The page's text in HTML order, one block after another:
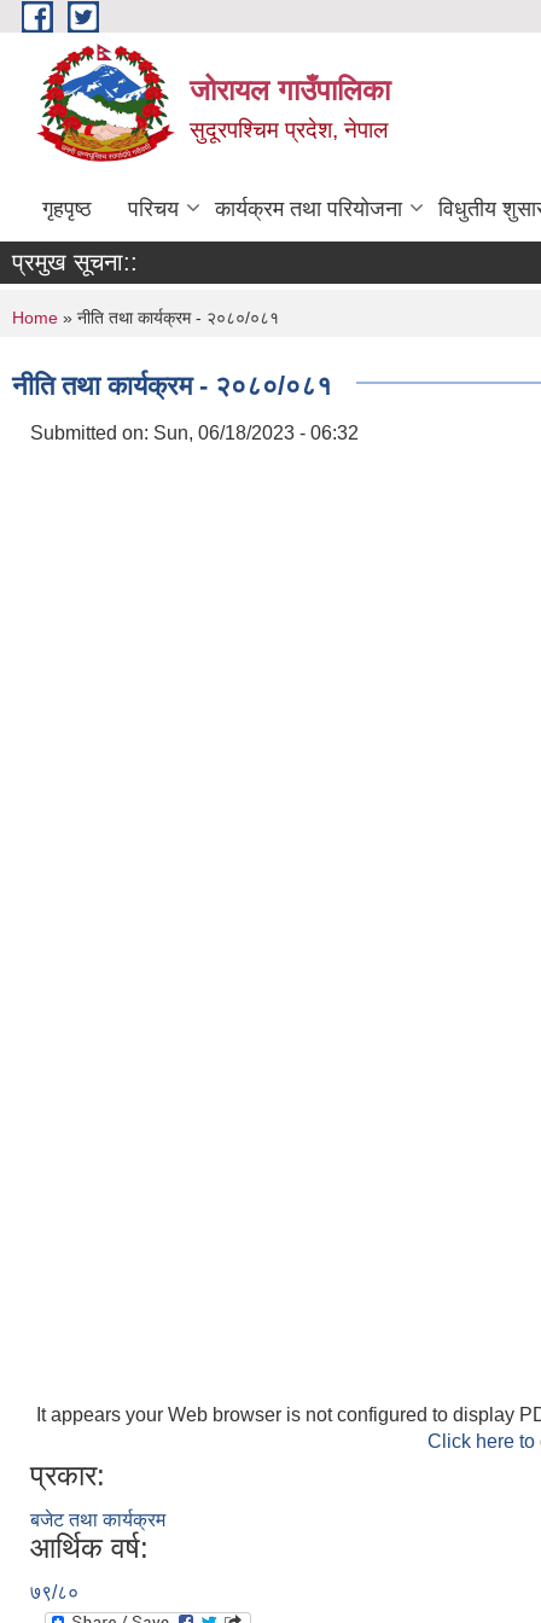
Skip to main content
जोरायल गाउँपालिका
सुदूरपश्चिम प्रदेश, नेपाल
गृहपृष्ठ परिचय कार्यक्रम तथा परियोजना विधुतीय
प्रमुख सूचना::
You are here
Home » नीति तथा कार्यक्रम - २०८०/०८१
नीति तथा कार्यक्रम - २०८०/०८१
Submitted on: Sun, 06/18/2023 - 06:32
It appears your Web browser is not configured to display
Click here to
प्रकार:
बजेट तथा कार्यक्रम
आर्थिक वर्ष:
७९/८०